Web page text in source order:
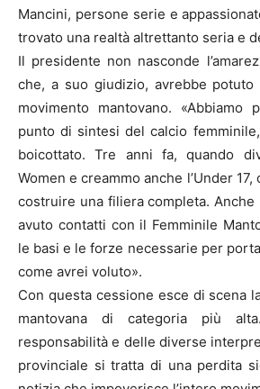
Mancini, persone serie e
trovato una realtà altrettanto seria e
Il presidente non nasconde
che, a suo giudizio, avrebbe
movimento mantovano. «Abbiamo
punto di sintesi del calcio
boicottato. Tre anni fa, quando
Women e creammo anche l’Under 17,
costruire una filiera completa.
avuto contatti con il Femminile
le basi e le forze necessarie per
come avrei voluto».
Con questa cessione esce di scena
mantovana di categoria più
responsabilità e delle diverse
provinciale si tratta di una perdita